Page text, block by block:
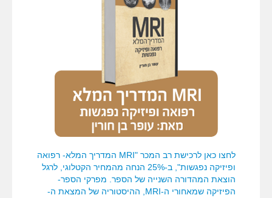
לחצו כאן לרכישת רב המכר "MRI המדריך המלא- רפואה
ופיזיקה נפגשות", ב-25% הנחה מהמחיר הקטלוגי, לרגל
הוצאת המהדורה השנייה של הספר. מפרקי הספר-
הפיזיקה שמאחורי ה-MRI, ההיסטוריה של המצאת ה-